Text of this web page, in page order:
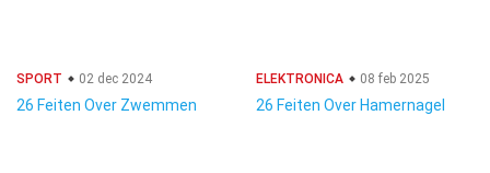
SPORT 02 dec 2024
26 Feiten Over Zwemmen
ELEKTRONICA 08 feb 2025
26 Feiten Over Hamernagel